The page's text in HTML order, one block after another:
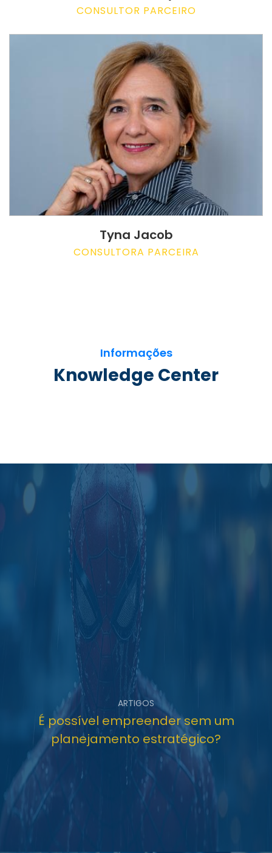
CONSULTOR PARCEIRO
Tyna Jacob
CONSULTORA PARCEIRA
Informações
Knowledge Center
ARTIGOS
É possível empreender sem um
planejamento estratégico?